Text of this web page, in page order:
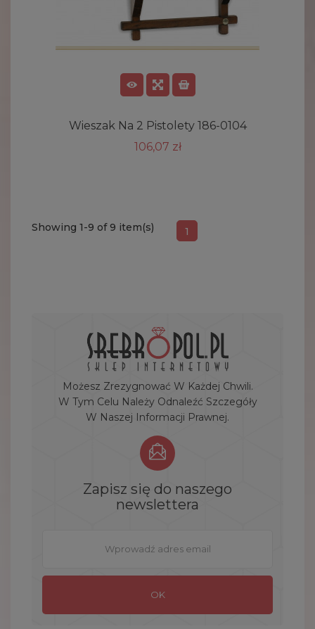
Wieszak Na 2 Pistolety 186-0104
106,07 zł
Showing 1-9 of 9 item(s) 1
Możesz Zrezygnować W Każdej Chwili.
W Tym Celu Należy Odnaleźć Szczegóły
W Naszej Informacji Prawnej.
Zapisz się do naszego
newslettera